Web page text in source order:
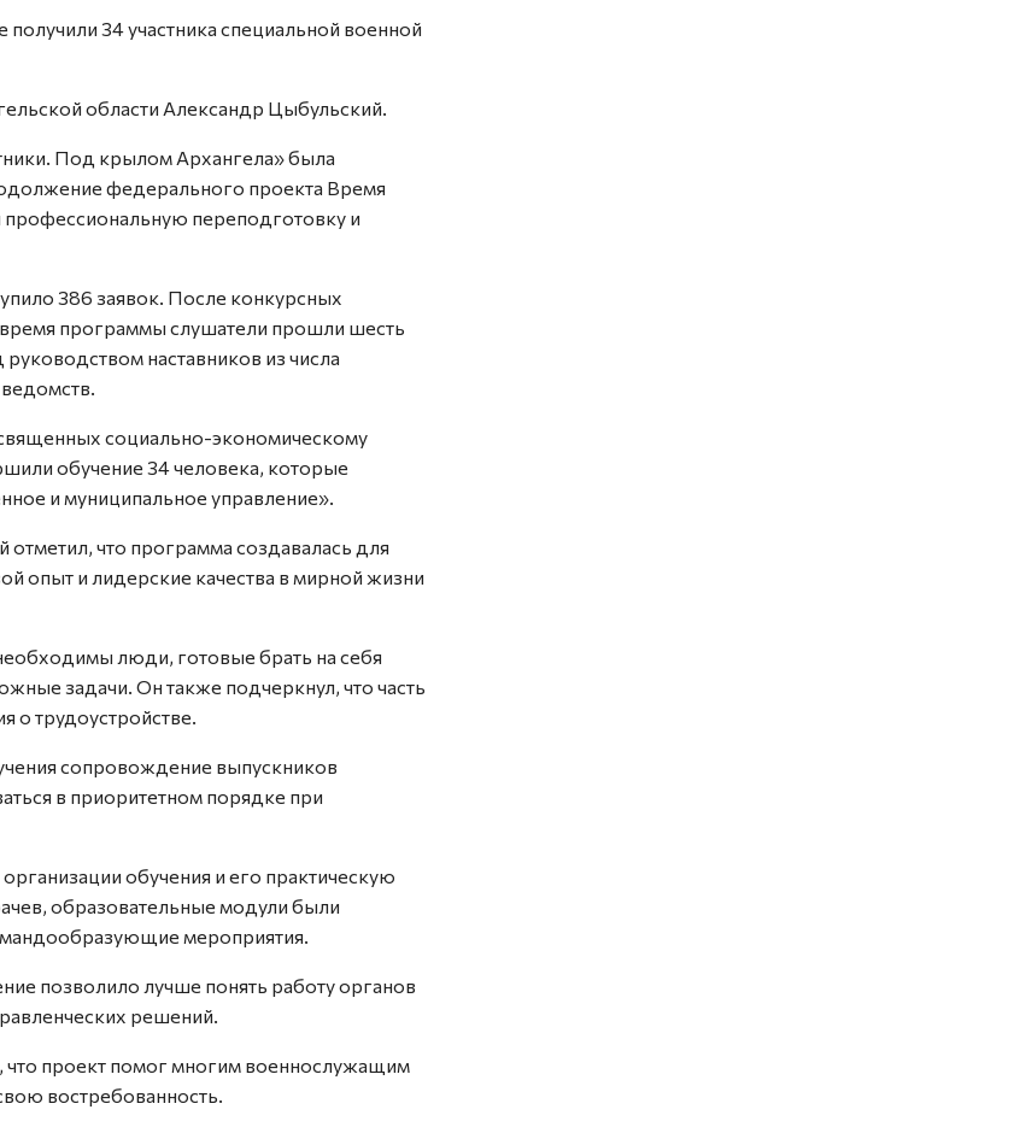
34 участника специальной военной
области Александр Цыбульский.
Под крылом Архангела» была
федерального проекта Время
переподготовку и
386 заявок. После конкурсных
программы слушатели прошли шесть
наставников из числа
социально-экономическому
обучение 34 человека, которые
и муниципальное управление».
что программа создавалась для
опыт и лидерские качества в мирной жизни
люди, готовые брать на себя
задачи. Он также подчеркнул, что часть
о трудоустройстве.
сопровождение выпускников
в приоритетном порядке при
обучения и его практическую
образовательные модули были
мероприятия.
позволило лучше понять работу органов
решений.
проект помог многим военнослужащим
востребованность.